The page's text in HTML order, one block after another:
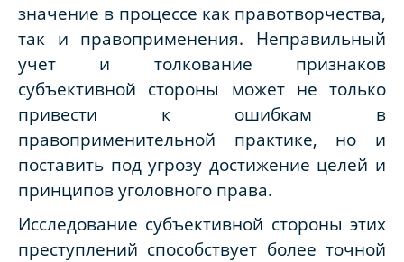
значение в процессе как правотворчества,
так и правоприменения. Неправильный
учет и толкование признаков
субъективной стороны может не только
привести к ошибкам в
правоприменительной практике, но и
поставить под угрозу достижение целей и
принципов уголовного права.
Исследование субъективной стороны этих
преступлений способствует более точной